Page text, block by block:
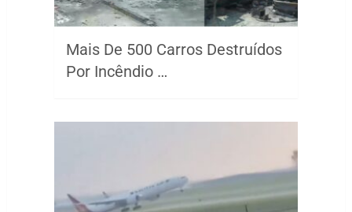
Mais De 500 Carros Destruídos
Por Incêndio …